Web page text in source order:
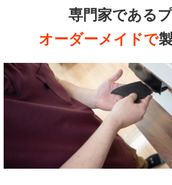
専門家である
オーダーメイドで